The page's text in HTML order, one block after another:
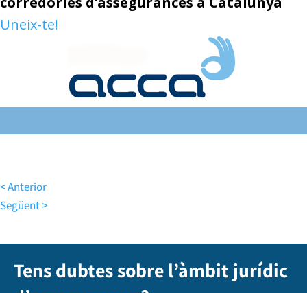
Uneix-te!
< Anterior
Següent >
Tens dubtes sobre l’àmbit jurídic